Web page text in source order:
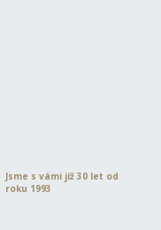
Jsme s vámi již 30 let od
roku 1993